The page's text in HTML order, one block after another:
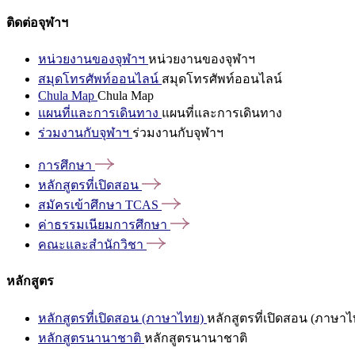
ติดต่อจุฬาฯ
หน่วยงานของจุฬาฯ หน่วยงานของจุฬาฯ
สมุดโทรศัพท์ออนไลน์ สมุดโทรศัพท์ออนไลน์
Chula Map Chula Map
แผนที่และการเดินทาง แผนที่และการเดินทาง
ร่วมงานกับจุฬาฯ ร่วมงานกับจุฬาฯ
การศึกษา
หลักสูตรที่เปิดสอน
สมัครเข้าศึกษา TCAS
ค่าธรรมเนียมการศึกษา
คณะและสำนักวิชา
หลักสูตร
หลักสูตรที่เปิดสอน (ภาษาไทย) หลักสูตรที่เปิดสอน (ภาษาไ
หลักสูตรนานาชาติ หลักสูตรนานาชาติ